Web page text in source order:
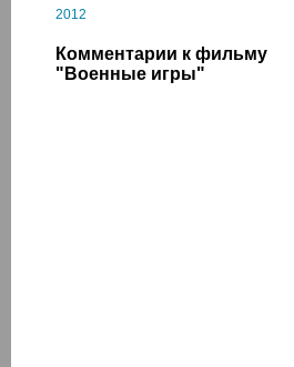
2012
Комментарии к фильму
"Военные игры"